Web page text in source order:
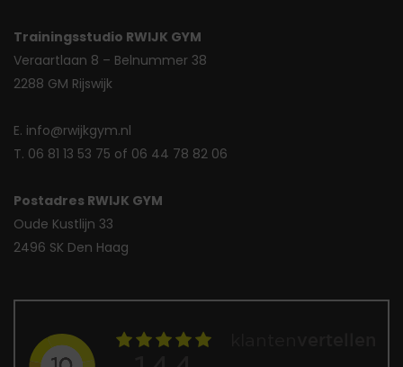
Trainingsstudio RWIJK GYM
Veraartlaan 8 – Belnummer 38
2288 GM Rijswijk
E. info@rwijkgym.nl
T. 06 81 13 53 75 of 06 44 78 82 06
Postadres RWIJK GYM
Oude Kustlijn 33
2496 SK Den Haag